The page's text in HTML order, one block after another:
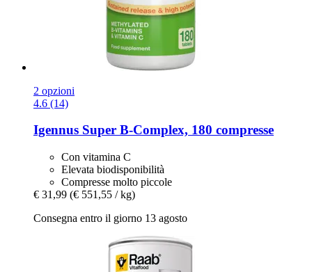
2 opzioni
4.6 (14)
Igennus Super B-​Complex, 180 compresse
Con vitamina C
Elevata biodisponibilità
Compresse molto piccole
€ 31,99 (€ 551,55 / kg)
Consegna entro il giorno 13 agosto